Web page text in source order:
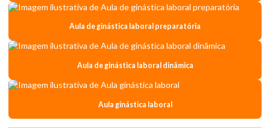
Aula de ginástica laboral preparatória
Aula de ginástica laboral dinâmica
Aula ginástica laboral